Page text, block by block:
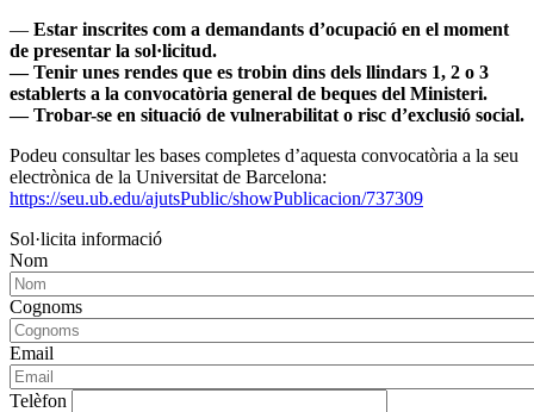
— Estar inscrites com a demandants d’ocupació en el moment
de presentar la sol·licitud.
— Tenir unes rendes que es trobin dins dels llindars 1, 2 o 3
establerts a la convocatòria general de beques del Ministeri.
— Trobar-se en situació de vulnerabilitat o risc d’exclusió social.
Podeu consultar les bases completes d’aquesta convocatòria a la seu
electrònica de la Universitat de Barcelona:
https://seu.ub.edu/ajutsPublic/showPublicacion/737309
Sol·licita informació
Nom
Cognoms
Email
Telèfon